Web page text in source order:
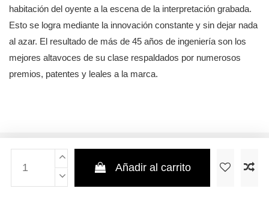
Añadir al carrito
habitación del oyente a la escena de la interpretación grabada.
Esto se logra mediante la innovación constante y sin dejar nada
al azar. El resultado de más de 45 años de ingeniería son los
mejores altavoces de su clase respaldados por numerosos
premios, patentes y leales a la marca.